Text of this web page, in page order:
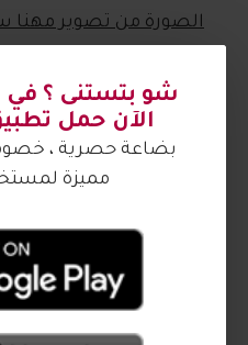
شو بتستنى ؟ في
الآن حمل
بضاعة حصرية ،
مميزة
الصورة من تصوير مهنا
آراء الزبائن
اكمل اطلالتك